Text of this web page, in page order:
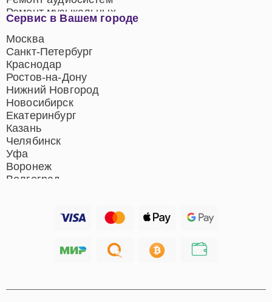
Сервис в Вашем городе
Москва
Санкт-Петербург
Краснодар
Ростов-на-Дону
Нижний Новгород
Новосибирск
Екатеринбург
Казань
Челябинск
Уфа
Воронеж
Волгоград
Хабаровск
Ремонт музыкальных
центров
Ремонт домашних
кинотеатров
Ремонт микрофонов
Ремонт акустических
систем